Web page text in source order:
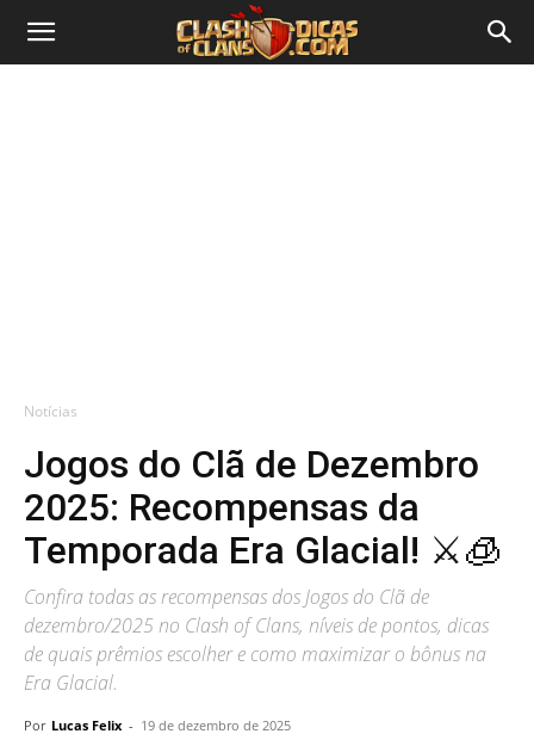
Notícias
Jogos do Clã de Dezembro
2025: Recompensas da
Temporada Era Glacial! ⚔️🧊
Confira todas as recompensas dos Jogos do Clã de
dezembro/2025 no Clash of Clans, níveis de pontos, dicas
de quais prêmios escolher e como maximizar o bônus na
Era Glacial.
Por Lucas Felix - 19 de dezembro de 2025